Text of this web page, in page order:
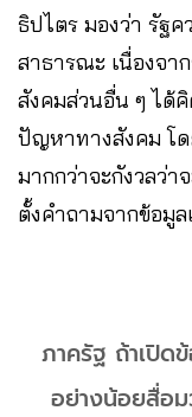
ธิปไตร มองว่า รัฐค
สาธารณะ เนื่องจา
สังคมส่วนอื่น ๆ ได้
ปัญหาทางสังคม โด
มากกว่าจะกังวลว่า
ตั้งคำถามจากข้อมู
ภาครัฐ ถ้าเปิด
อย่างน้อยสื่อ